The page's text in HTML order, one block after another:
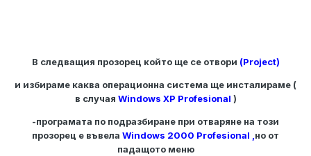
В следващия прозорец който ще се отвори (Project)
и избираме каква операционна система ще инсталираме (
в случая Windows XP Profesional )
-програмата по подразбиране при отваряне на този
прозорец е въвела Windows 2000 Profesional ,но от
падащото меню